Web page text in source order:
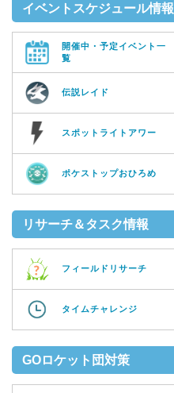
イベントスケジュール情報
開催中・予定イベント一
覧
伝説レイド
スポットライトアワー
ポケストップおひろめ
リサーチ＆タスク情報
フィールドリサーチ
タイムチャレンジ
GOロケット団対策